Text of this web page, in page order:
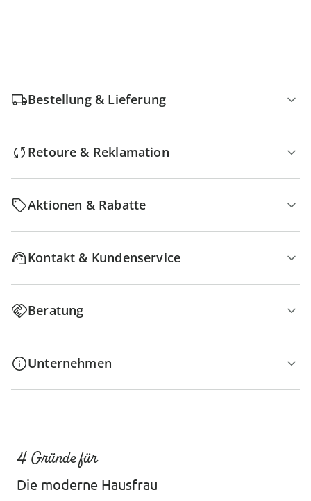
Bestellung & Lieferung
Retoure & Reklamation
Aktionen & Rabatte
Kontakt & Kundenservice
Beratung
Unternehmen
4 Gründe für
Die moderne Hausfrau